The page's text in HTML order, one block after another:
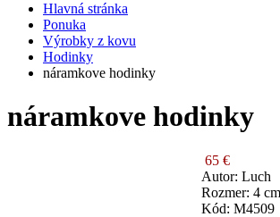
Hlavná stránka
Ponuka
Výrobky z kovu
Hodinky
náramkove hodinky
náramkove hodinky
65 €
Autor: Luch
Rozmer: 4 cm
Kód: M4509